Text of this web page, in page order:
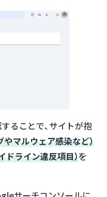
ることで、サイトが抱
マルウェア感染など）
ドライン違反項目）を